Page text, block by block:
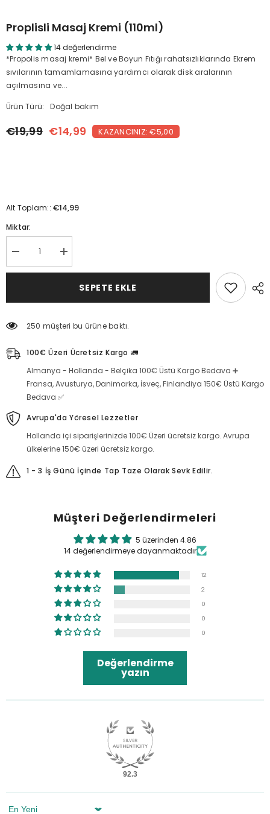
Proplisli Masaj Kremi (110ml)
14 değerlendirme
*Propolis masaj kremi* Bel ve Boyun Fıtığı rahatsızlıklarında Ekrem
sıvılarının tamamlamasına yardımcı olarak disk aralarının
açılmasına ve...
Ürün Türü: Doğal bakım
€19,99 €14,99 KAZANCINIZ: €5,00
Alt Toplam::€14,99
Miktar:
Proplisli
masaj
kremi
miktarı
Proplisli
masaj
kremi
(110ml)
miktarı
SEPETE EKLE
250 müşteri bu ürüne baktı.
100€ Üzeri Ücretsiz Kargo 🚛
Almanya - Hollanda - Belçika 100€ Üstü Kargo Bedava ➕
Fransa, Avusturya, Danimarka, İsveç, Finlandiya 150€ Üstü Kargo
Bedava ✅
Avrupa'da Yöresel Lezzetler
Hollanda içi siparişlerinizde 100€ Üzeri ücretsiz kargo. Avrupa
ülkelerine 150€ üzeri ücretsiz kargo.
1 - 3 İş Günü İçinde Tap Taze Olarak Sevk Edilir.
Müşteri Değerlendirmeleri
5 üzerinden 4.86
14 değerlendirmeye dayanmaktadır
12
2
0
0
0
Değerlendirme
yazın
92.3